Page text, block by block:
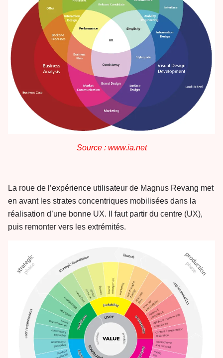
Source : www.ia.net
La roue de l’expérience utilisateur de Magnus Revang met
en avant les strates concentriques mobilisées dans la
réalisation d’une bonne UX. Il faut partir du centre (UX),
puis remonter vers les extrémités.